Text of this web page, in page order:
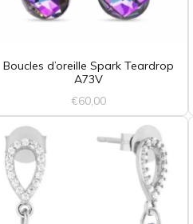
Boucles d’oreille Spark Teardrop
A73V
€60,00